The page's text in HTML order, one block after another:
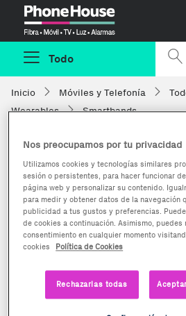
Todo
Inicio Móviles y Telefonía
Wearables
Smartbands
Nos preocupamos por tu privacidad
Utilizamos cookies y tecnologías similares
sesión o persistentes, para hacer funcionar
página web y personalizar su contenido.
para medir y obtener datos de la navegación
publicidad a tus gustos y preferencias.
de cookies a continuación. Asimismo,
consentimiento en cualquier momento
cookies
Política de Cookies
Rechazarlas todas